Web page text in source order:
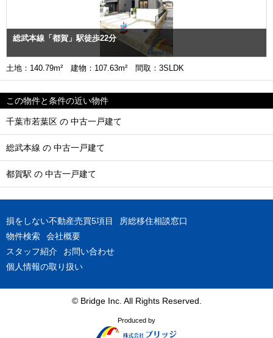
総武本線「都賀」駅徒歩22分
土地：140.79m² 建物：107.63m² 間取：3SLDK
この物件と条件の近い物件
千葉市若葉区 の 中古一戸建て
総武本線 の 中古一戸建て
都賀駅 の 中古一戸建て
損をしない不動産売買5項目
房総移住相談窓口
物件検索
会社概要
スタッフ紹介
お問い合わせ
個人情報の取り扱い
© Bridge Inc. All Rights Reserved.
Produced by